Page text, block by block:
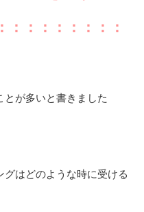
：：：：：：：：
が多いと書きました
はどのような時に受ける